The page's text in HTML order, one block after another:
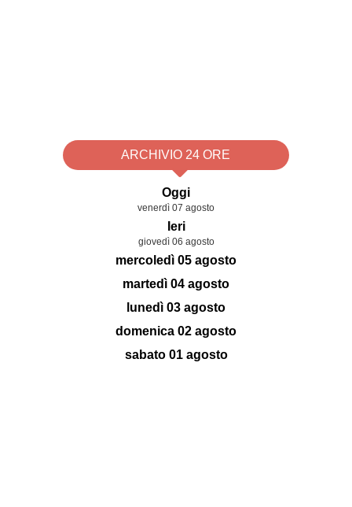
ARCHIVIO 24 ORE
Oggi
venerdì 07 agosto
Ieri
giovedì 06 agosto
mercoledì 05 agosto
martedì 04 agosto
lunedì 03 agosto
domenica 02 agosto
sabato 01 agosto